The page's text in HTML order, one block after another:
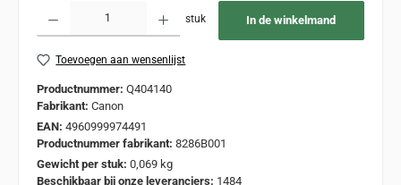
stuk In de winkelmand
Toevoegen aan wensenlijst
Productnummer: Q404140
Fabrikant: Canon
EAN: 4960999974491
Productnummer fabrikant: 8286B001
Gewicht per stuk: 0,069 kg
Beschikbaar bij onze leveranciers: 1484